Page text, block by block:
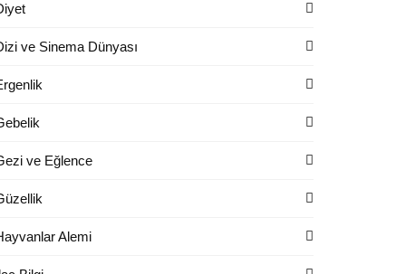
ve Sinema Dünyası
ve Eğlence
Alemi